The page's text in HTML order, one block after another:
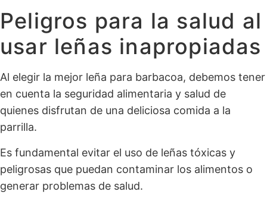
Peligros para la salud al
usar leñas inapropiadas
Al elegir la mejor leña para barbacoa, debemos tener
en cuenta la seguridad alimentaria y salud de
quienes disfrutan de una deliciosa comida a la
parrilla.
Es fundamental evitar el uso de leñas tóxicas y
peligrosas que puedan contaminar los alimentos o
generar problemas de salud.